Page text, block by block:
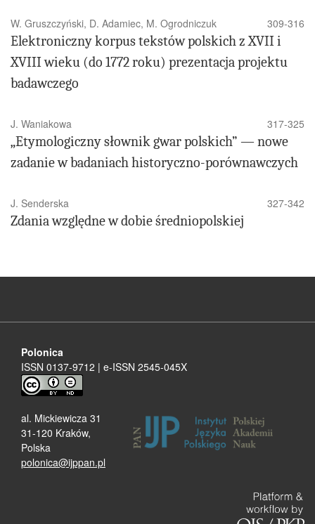
W. Gruszczyński, D. Adamiec, M. Ogrodniczuk 309-316
Elektroniczny korpus tekstów polskich z XVII i
XVIII wieku (do 1772 roku) prezentacja projektu
badawczego
J. Waniakowa 317-325
„Etymologiczny słownik gwar polskich” — nowe
zadanie w badaniach historyczno-porównawczych
J. Senderska 327-342
Zdania względne w dobie średniopolskiej
Polonica
ISSN 0137-9712 | e-ISSN 2545-045X
al. Mickiewicza 31
31-120 Kraków,
Polska
polonica@ijppan.pl